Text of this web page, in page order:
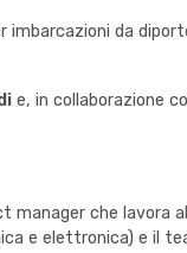
imbarcazioni da
e, in collaborazione
che lavora
e elettronica) e il